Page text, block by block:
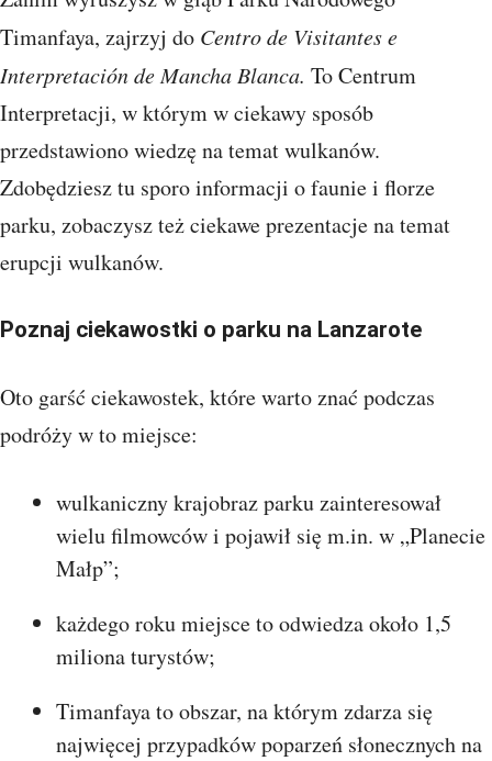
Timanfaya, zajrzyj do Centro de Visitantes e
Interpretación de Mancha Blanca. To Centrum
Interpretacji, w którym w ciekawy sposób
przedstawiono wiedzę na temat wulkanów.
Zdobędziesz tu sporo informacji o faunie i florze
parku, zobaczysz też ciekawe prezentacje na temat
erupcji wulkanów.
Poznaj ciekawostki o parku na Lanzarote
Oto garść ciekawostek, które warto znać podczas
podróży w to miejsce:
wulkaniczny krajobraz parku zainteresował
wielu filmowców i pojawił się m.in. w „Planecie
Małp”;
każdego roku miejsce to odwiedza około 1,5
miliona turystów;
Timanfaya to obszar, na którym zdarza się
najwięcej przypadków poparzeń słonecznych na